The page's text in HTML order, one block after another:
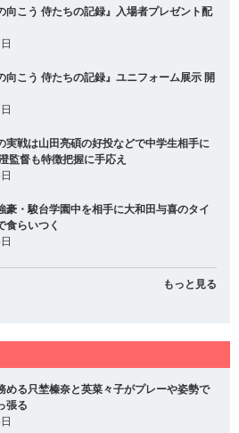
向こう 侍たちの記録』入場者プレゼント配
向こう 侍たちの記録』ユニフォーム展示 開
実戦は山田亮碩の好投などで中学生相手に
監督も特徴把握に手応え
豪・駿台学園中を相手に大和田与喜のタイ
食らいつく
もっと見る
める只埜榛奈と英菜々子がプレーや姿勢で
張る